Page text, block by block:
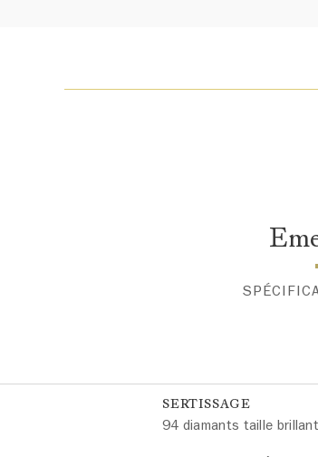
SERTISSAGE
94 diamants taille brillant